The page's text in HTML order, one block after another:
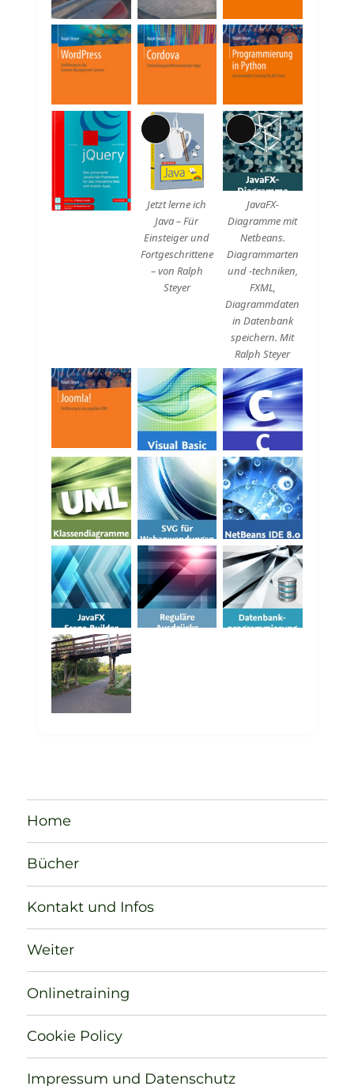
Lange
Beschreibung
Jetzt lerne ich
Java – Für
Einsteiger und
Fortgeschrittene
– von Ralph
Steyer
Lange
Beschreibung
JavaFX-
Diagramme mit
Netbeans.
Diagrammarten
und -techniken,
FXML,
Diagrammdaten
in Datenbank
speichern. Mit
Ralph Steyer
Home
Bücher
Kontakt und Infos
Weiter
Onlinetraining
Cookie Policy
Impressum und Datenschutz